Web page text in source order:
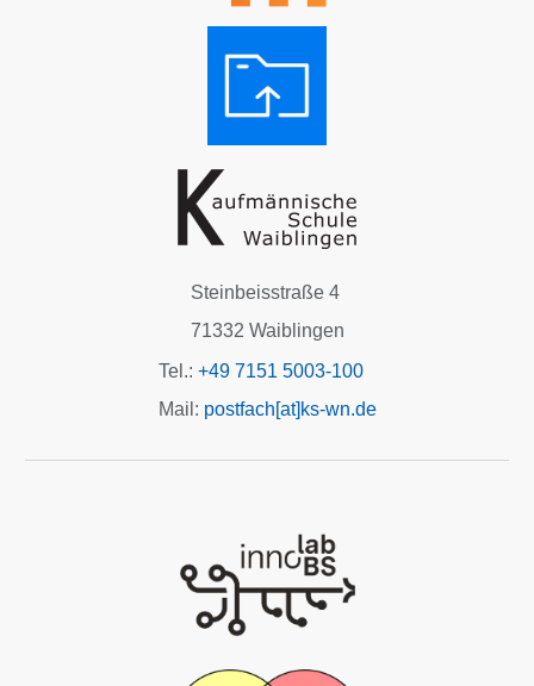
Steinbeisstraße 4
71332 Waiblingen
Tel.: +49 7151 5003-100
Mail: postfach[at]ks-wn.de